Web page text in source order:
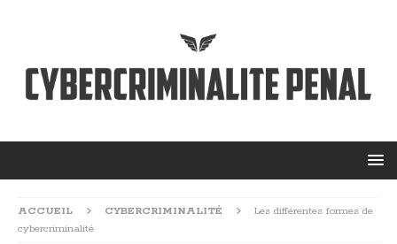
ACCUEIL CYBERCRIMINALITÉ
Les différentes formes de
cybercriminalité